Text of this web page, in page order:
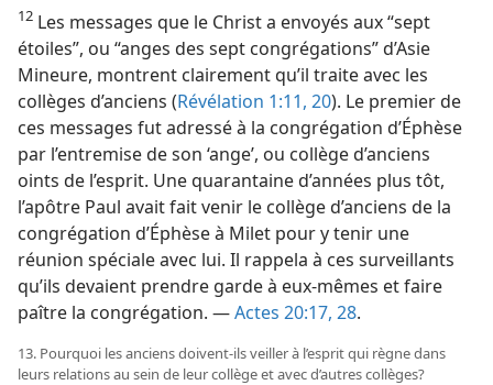
12 Les messages que le Christ a envoyés aux “sept
étoiles”, ou “anges des sept congrégations” d’Asie
Mineure, montrent clairement qu’il traite avec les
collèges d’anciens (Révélation 1:11, 20). Le premier de
ces messages fut adressé à la congrégation d’Éphèse
par l’entremise de son ‘ange’, ou collège d’anciens
oints de l’esprit. Une quarantaine d’années plus tôt,
l’apôtre Paul avait fait venir le collège d’anciens de la
congrégation d’Éphèse à Milet pour y tenir une
réunion spéciale avec lui. Il rappela à ces surveillants
qu’ils devaient prendre garde à eux-mêmes et faire
paître la congrégation. —Actes 20:17, 28.
13. Pourquoi les anciens doivent-ils veiller à l’esprit qui règne dans
leurs relations au sein de leur collège et avec d’autres collèges?